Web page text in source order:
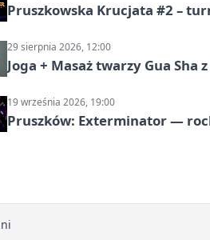
Pruszkowska Krucjata #2 –
29 sierpnia 2026, 12:00
Joga + Masaż twarzy Gua Sha
19 września 2026, 19:00
Pruszków: Exterminator —